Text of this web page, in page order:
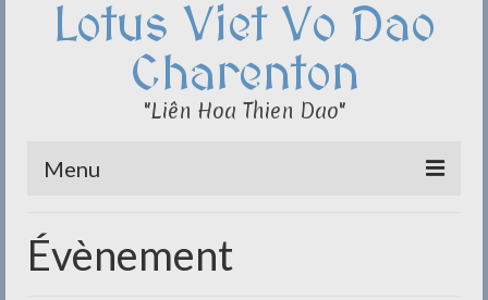
Lotus Viet Vo Dao
Charenton
"Liên Hoa Thien Dao"
Menu
Qi Cong – Taï Chi
Évènement